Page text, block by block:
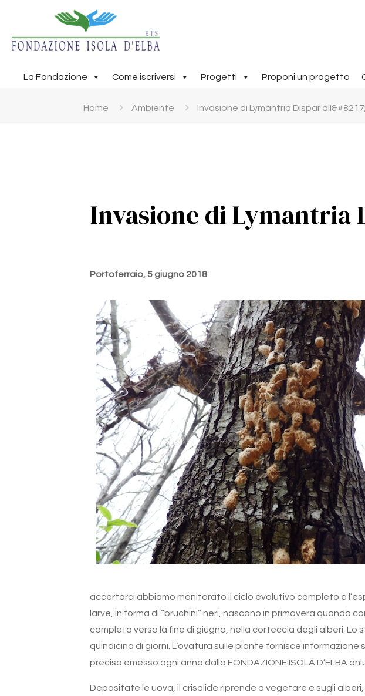
La Fondazione Come iscriversi Progetti Proponi un progetto
Home Ambiente Invasione di Lymantria Dispar
Invasione di Lymantria
Portoferraio, 5 giugno 2018
accertarci abbiamo monitorato il ciclo evolutivo completo e
larve, in forma di “bruchini” neri, nascono in primavera quando
completa verso la fine di giugno, nella corteccia degli alberi.
quindicina di giorni. L’ovatura sulle piante fornisce
preciso emesso ogni anno dalla FONDAZIONE ISOLA D’ELBA
Depositate le uova, il crisalide riprende a vegetare e sugli